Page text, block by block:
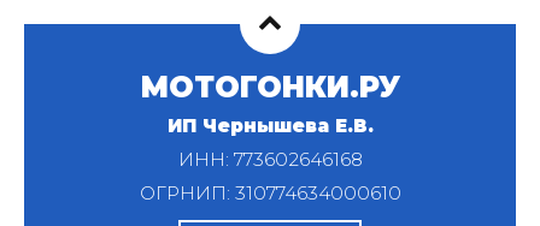
МОТОГОНКИ.РУ
ИП Чернышева Е.В.
ИНН: 773602646168
ОГРНИП: 310774634000610